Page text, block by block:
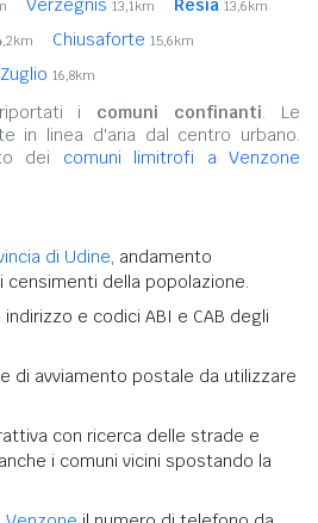
Verzegnis 13,1km Resia 13,6km
Chiusaforte 15,6km
Zuglio 16,8km
i comuni confinanti. Le
in linea d'aria dal centro urbano.
dei comuni limitrofi a Venzone
di Udine, andamento
della popolazione.
indirizzo e codici ABI e CAB degli
di avviamento postale da utilizzare
con ricerca delle strade e
i comuni vicini spostando la